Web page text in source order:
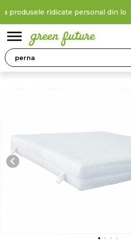
produsele ridicate personal din locker